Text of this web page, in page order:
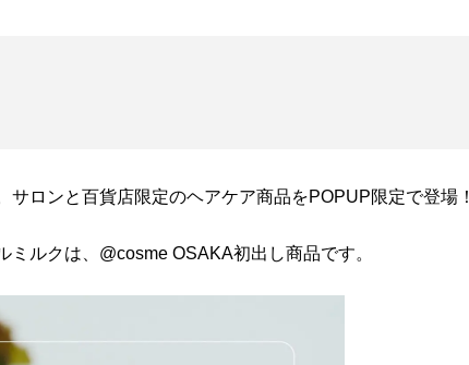
サロンと百貨店限定のヘアケア商品をPOPUP限定で登場！
ルクは、@cosme OSAKA初出し商品です。